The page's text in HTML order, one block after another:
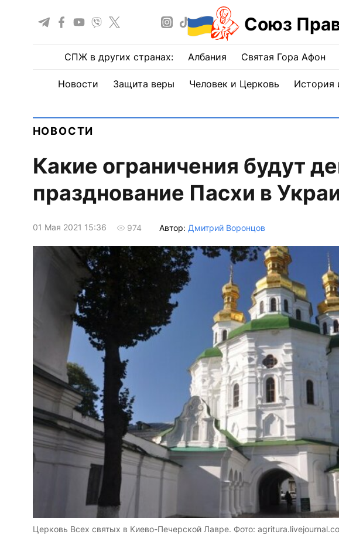
Союз
СПЖ в других странах: Албания Святая Гора Афон
Новости Защита веры Человек и Церковь История
НОВОСТИ
Какие ограничения будут
празднование Пасхи в
01 Мая 2021 15:36 974 Автор: Дмитрий Воронцов
Церковь Всех святых в Киево-Печерской Лавре. Фото: